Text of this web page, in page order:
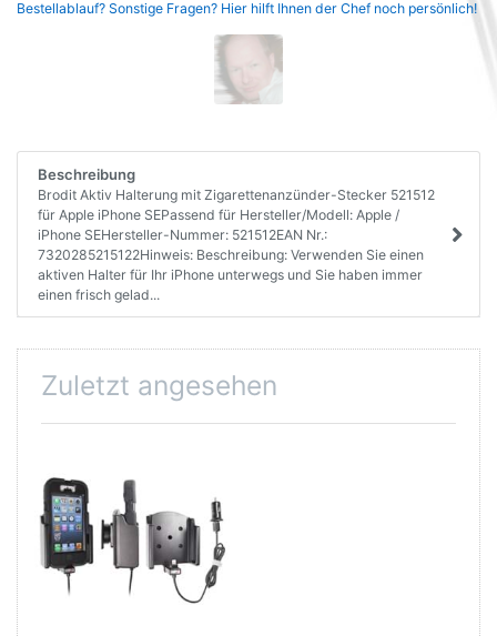
Bestellablauf? Sonstige Fragen? Hier hilft Ihnen der Chef noch persönlich!
Beschreibung
Brodit Aktiv Halterung mit Zigarettenanzünder-Stecker 521512
für Apple iPhone SEPassend für Hersteller/Modell: Apple /
iPhone SEHersteller-Nummer: 521512EAN Nr.:
7320285215122Hinweis: Beschreibung: Verwenden Sie einen
aktiven Halter für Ihr iPhone unterwegs und Sie haben immer
einen frisch gelad...
Zuletzt angesehen